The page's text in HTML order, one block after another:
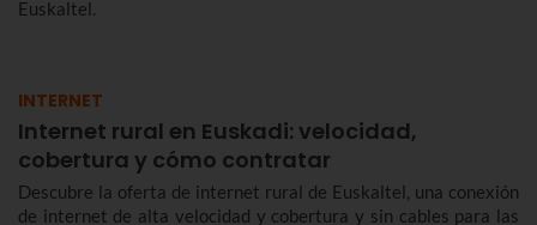
Euskaltel.
INTERNET
Internet rural en Euskadi: velocidad,
cobertura y cómo contratar
Descubre la oferta de internet rural de Euskaltel, una conexión
de internet de alta velocidad y cobertura y sin cables para las